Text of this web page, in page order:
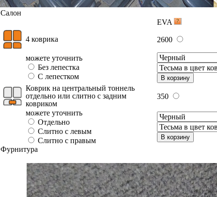
Салон
EVA
4 коврика 2600
можете уточнить
Без лепестка
С лепестком
В корзину
Коврик на центральный тоннель
отдельно или слитно с задним
ковриком
350
можете уточнить
Отдельно
Слитно с левым
Слитно с правым
В корзину
Фурнитура